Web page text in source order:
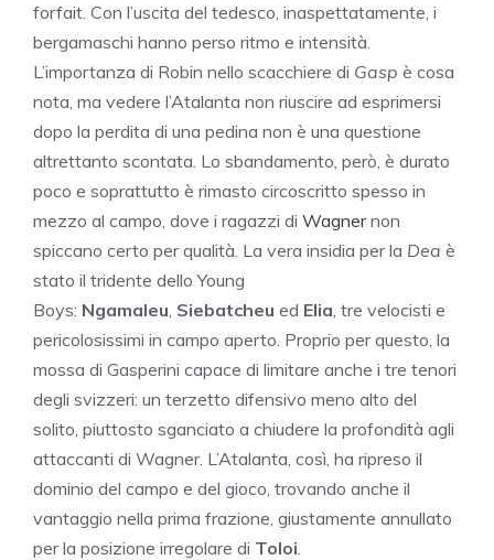
forfait. Con l’uscita del tedesco, inaspettatamente, i
bergamaschi hanno perso ritmo e intensità.
L’importanza di Robin nello scacchiere di Gasp è cosa
nota, ma vedere l’Atalanta non riuscire ad esprimersi
dopo la perdita di una pedina non è una questione
altrettanto scontata. Lo sbandamento, però, è durato
poco e soprattutto è rimasto circoscritto spesso in
mezzo al campo, dove i ragazzi di Wagnernon
spiccano certo per qualità. La vera insidia per la Dea è
stato il tridente dello Young
Boys: Ngamaleu, Siebatcheu ed Elia, tre velocisti e
pericolosissimi in campo aperto. Proprio per questo, la
mossa di Gasperini capace di limitare anche i tre tenori
degli svizzeri: un terzetto difensivo meno alto del
solito, piuttosto sganciato a chiudere la profondità agli
attaccanti di Wagner. L’Atalanta, così, ha ripreso il
dominio del campo e del gioco, trovando anche il
vantaggio nella prima frazione, giustamente annullato
per la posizione irregolare di Toloi.